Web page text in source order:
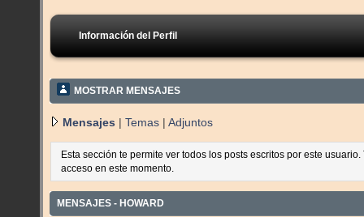
Información del Perfil
MOSTRAR MENSAJES
Mensajes | Temas | Adjuntos
Esta sección te permite ver todos los posts escritos por este
acceso en este momento.
MENSAJES - HOWARD